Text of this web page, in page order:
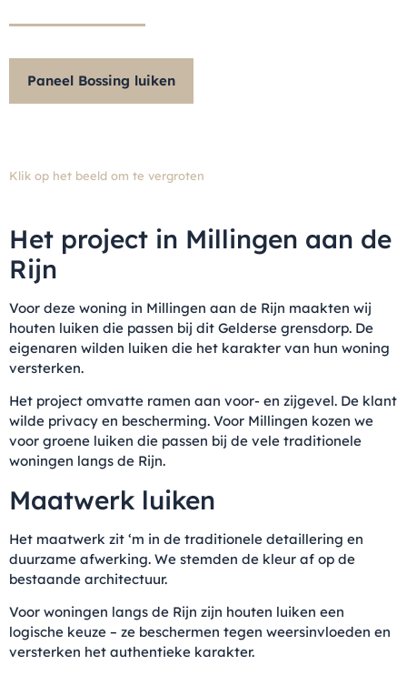
Paneel Bossing luiken
Klik op het beeld om te vergroten
Het project in Millingen aan de
Rijn
Voor deze woning in Millingen aan de Rijn maakten wij
houten luiken die passen bij dit Gelderse grensdorp. De
eigenaren wilden luiken die het karakter van hun woning
versterken.
Het project omvatte ramen aan voor- en zijgevel. De klant
wilde privacy en bescherming. Voor Millingen kozen we
voor groene luiken die passen bij de vele traditionele
woningen langs de Rijn.
Maatwerk luiken
Het maatwerk zit ‘m in de traditionele detaillering en
duurzame afwerking. We stemden de kleur af op de
bestaande architectuur.
Voor woningen langs de Rijn zijn houten luiken een
logische keuze – ze beschermen tegen weersinvloeden en
versterken het authentieke karakter.